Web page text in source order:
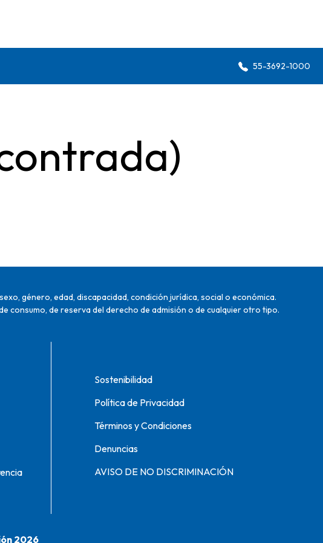
55-3692-1000
género, edad, discapacidad, condición jurídica, social o económica.
consumo, de reserva del derecho de admisión o de cualquier otro tipo.
Sostenibilidad
Política de Privacidad
Términos y Condiciones
Denuncias
AVISO DE NO DISCRIMINACIÓN
2026